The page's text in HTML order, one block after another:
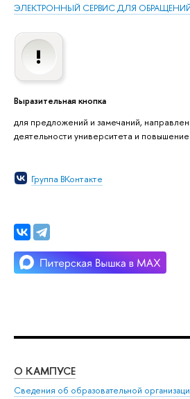
ЭЛЕКТРОННЫЙ СЕРВИС ДЛЯ
Выразительная кнопка
для предложений и замечаний,
деятельности университета и
Группа ВКонтакте
О КАМПУСЕ
Сведения об образовательной